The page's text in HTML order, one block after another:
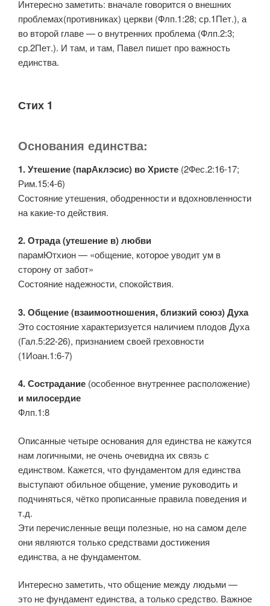
Интересно заметить: вначале говорится о внешних
проблемах(противниках) церкви (Флп.1:28; ср.1Пет.), а
во второй главе — о внутренних проблема (Флп.2:3;
ср.2Пет.). И там, и там, Павел пишет про важность
единства.
Стих 1
Основания единства:
1. Утешение (парАклэсис) во Христе (2Фес.2:16-17;
Рим.15:4-6)
Состояние утешения, ободренности и вдохновленности
на какие-то действия.
2. Отрада (утешение в) любви
парамЮтхион — «общение, которое уводит ум в
сторону от забот»
Состояние надежности, спокойствия.
3. Общение (взаимоотношения, близкий союз) Духа
Это состояние характеризуется наличием плодов Духа
(Гал.5:22-26), признанием своей греховности
(1Иоан.1:6-7)
4. Сострадание (особенное внутреннее расположение)
и милосердие
Флп.1:8
Описанные четыре основания для единства не кажутся
нам логичными, не очень очевидна их связь с
единством. Кажется, что фундаментом для единства
выступают обильное общение, умение руководить и
подчиняться, чётко прописанные правила поведения и
т.д.
Эти перечисленные вещи полезные, но на самом деле
они являются только средствами достижения
единства, а не фундаментом.
Интересно заметить, что общение между людьми —
это не фундамент единства, а только средство. Важное